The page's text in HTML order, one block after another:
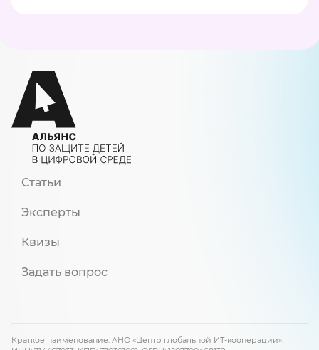
Статьи
Эксперты
Квизы
Задать вопрос
Краткое наименование: АНО «Центр глобальной ИТ-кооперации».